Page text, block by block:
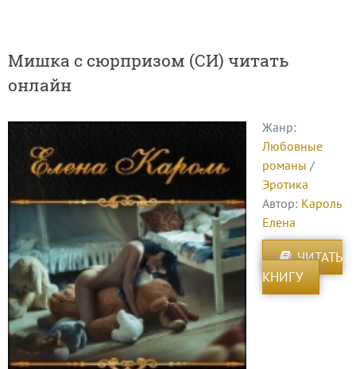
Мишка с сюрпризом (СИ) читать
онлайн
Жанр:
Любовные
романы /
Эротика
Автор: Кароль
Елена
ЧИТАТЬ
КНИГУ